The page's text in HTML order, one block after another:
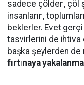
sadece çölden, çöl
insanların,
beklerler. Evet
tasvirlerini de ihtiva
başka şeylerden de
fırtınaya